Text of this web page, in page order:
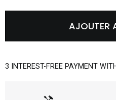
AJOUTER
3 INTEREST-FREE PAYMENT